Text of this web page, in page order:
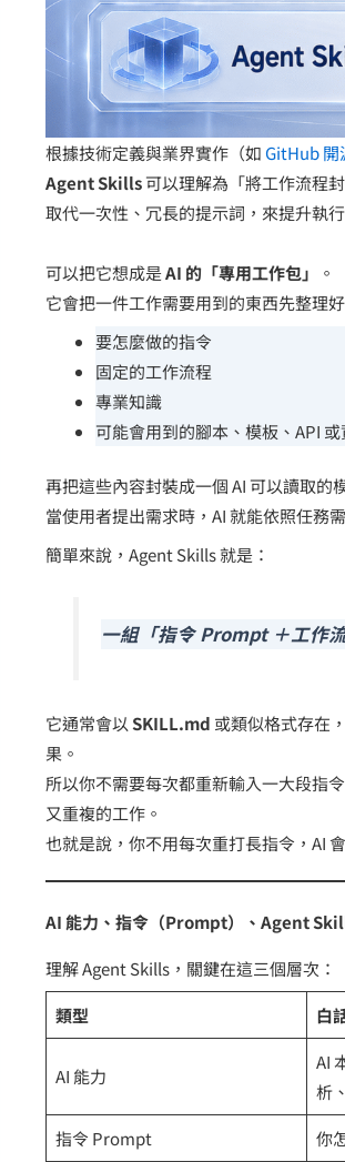
根據技術定義與業界實作（如GitHub 開
Agent Skills可以理解為「將工作流程
取代一次性、冗長的提示詞，來提升執
可以把它想成是AI 的「專用工作包」
。
它會把一件工作需要用到的東西先整理好
要怎麼做的指令
固定的工作流程
專業知識
可能會用到的腳本、模板、API
再把這些內容封裝成一個 AI 可以讀取的
當使用者提出需求時，AI 就能依照任務
簡單來說，Agent Skills 就是：
一組「指令 Prompt ＋工作
它通常會以SKILL.md 或類似格式存在
果。
所以你不需要每次都重新輸入一大段指
又重複的工作。
也就是說，你不用每次重打長指令，AI
AI 能力、指令（Prompt）、Agent
理解 Agent Skills，關鍵在這三個層次：
類型 白
AI 能力
AI
析
指令 Prompt 你